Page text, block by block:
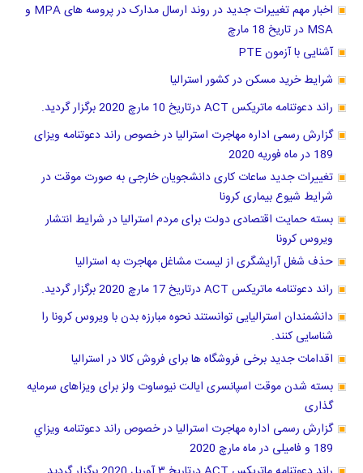
اخبار مهم تغییرات جدید در روند ارسال مدارک در پروسه های MPA و
MSA در تاریخ 18 مارچ
آشنایی با آزمون PTE
شرایط خرید مسکن در کشور استرالیا
راند دعوتنامه ماتریکس ACT درتاریخ 10 مارچ 2020 برگزار گردید.
گزارش رسمی اداره مهاجرت استرالیا در خصوص راند دعوتنامه ویزای
189 در ماه فوریه 2020
تغییرات جدید ساعات کاری دانشجویان خارجی به صورت موقت در
شرایط شیوع بیماری کرونا
بسته حمایت اقتصادی دولت برای مردم استرالیا در شرایط انتشار
ویروس کرونا
حذف شغل آرایشگری از لیست مشاغل مهاجرت به استرالیا
راند دعوتنامه ماتریکس ACT درتاریخ 17 مارچ 2020 برگزار گردید.
دانشمندان استرالیایی توانستند نحوه مبارزه بدن با ویروس کرونا را
شناسایی کنند.
اقدامات جدید برخی فروشگاه ها برای فروش کالا در استرالیا
بسته شدن موقت اسپانسری ایالت نیوساوت ولز برای ویزاهای سرمایه
گذاری
گزارش رسمی اداره مهاجرت استرالیا در خصوص راند دعوتنامه ويزاي
189 و فامیلی در ماه مارچ 2020